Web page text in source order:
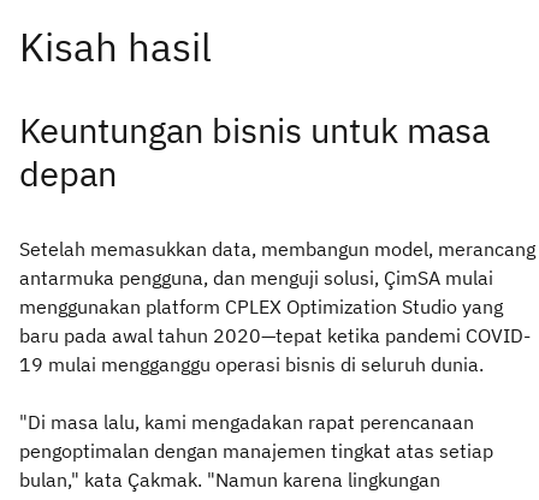
Keuntungan bisnis untuk masa
depan
Setelah memasukkan data, membangun model, merancang
antarmuka pengguna, dan menguji solusi, ÇimSA mulai
menggunakan platform CPLEX Optimization Studio yang
baru pada awal tahun 2020—tepat ketika pandemi COVID-
19 mulai mengganggu operasi bisnis di seluruh dunia.
"Di masa lalu, kami mengadakan rapat perencanaan
pengoptimalan dengan manajemen tingkat atas setiap
bulan," kata Çakmak. "Namun karena lingkungan